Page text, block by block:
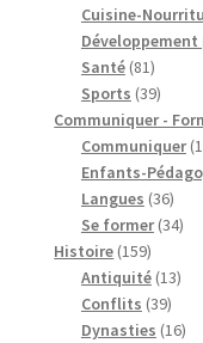
Cuisine-
Santé 8181
produits
Sports 3939
Communiquer -
Communiquer
Enfants-
Langues 3636
Se former 3434
Histoire 159159
produits
Antiquité 1313
Conflits 3939
Dynasties 1616